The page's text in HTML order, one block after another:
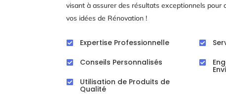
visant à assurer des résultats exceptionnels pour
vos idées de Rénovation !
 Expertise Professionnelle
 Conseils Personnalisés
 Utilisation de Produits de
Qualité

